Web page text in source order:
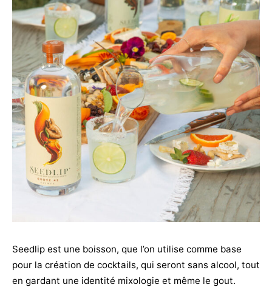
Seedlip est une boisson, que l’on utilise comme base
pour la création de cocktails, qui seront sans alcool, tout
en gardant une identité mixologie et même le gout.